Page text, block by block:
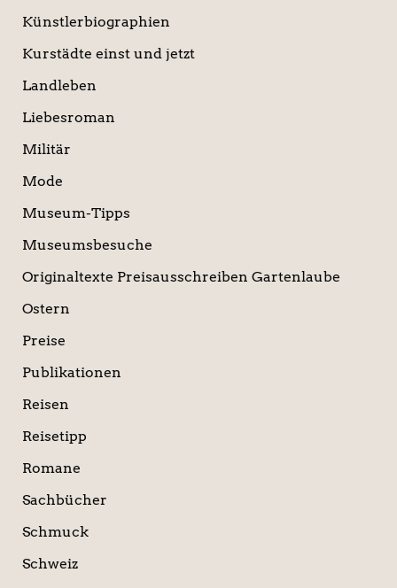
Künstlerbiographien
Kurstädte einst und jetzt
Landleben
Liebesroman
Militär
Mode
Museum-Tipps
Museumsbesuche
Originaltexte Preisausschreiben Gartenlaube
Ostern
Preise
Publikationen
Reisen
Reisetipp
Romane
Sachbücher
Schmuck
Schweiz